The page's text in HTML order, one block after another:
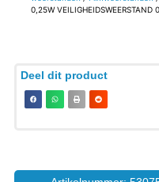
0,25W VEILIGHEIDSWEERSTAND
Deel dit product